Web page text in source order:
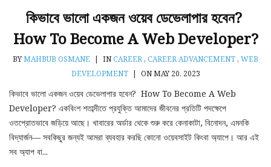
কিভাবে ভালো একজন ওয়েব ডেভেলাপার হবেন?
How To Become A Web Developer?
BYMAHBUB OSMANE INCAREER , CAREER ADVANCEMENT , WEB
DEVELOPMENT
ON MAY 20, 2023
কিভাবে ভালো একজন ওয়েব ডেভেলাপার হবেন? How To Become A Web
Developer? একবিংশ শতাব্দীতে প্রযুক্তি আমাদের জীবনের প্রতিটি পদক্ষেপে
ওতপ্রোতভাবে জড়িয়ে আছে। খাবারের অর্ডার থেকে শুরু করে কেনাকাটা, বিনোদন, এমনকি
বিদ্যার্জন— সবকিছুর জন্যই আমরা ব্যবহার করছি কোনো ওয়েবসাইট কিংবা অ্যাপে। আর এই
সব অ্যাপ বা...